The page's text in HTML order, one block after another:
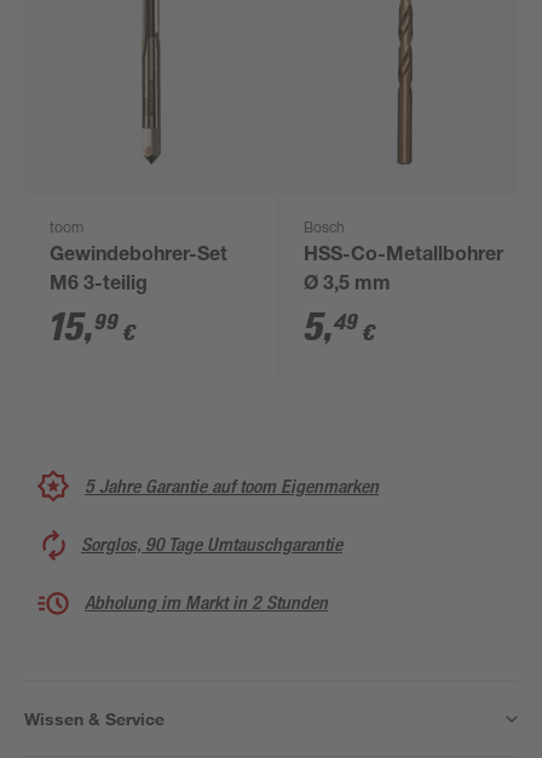
toom
Gewindebohrer-Set
M6 3-teilig
15,99 €
Bosch
HSS-Co-Metallbohrer
Ø 3,5 mm
5,49 €
5 Jahre Garantie auf toom Eigenmarken
Sorglos, 90 Tage Umtauschgarantie
Abholung im Markt in 2 Stunden
Wissen & Service